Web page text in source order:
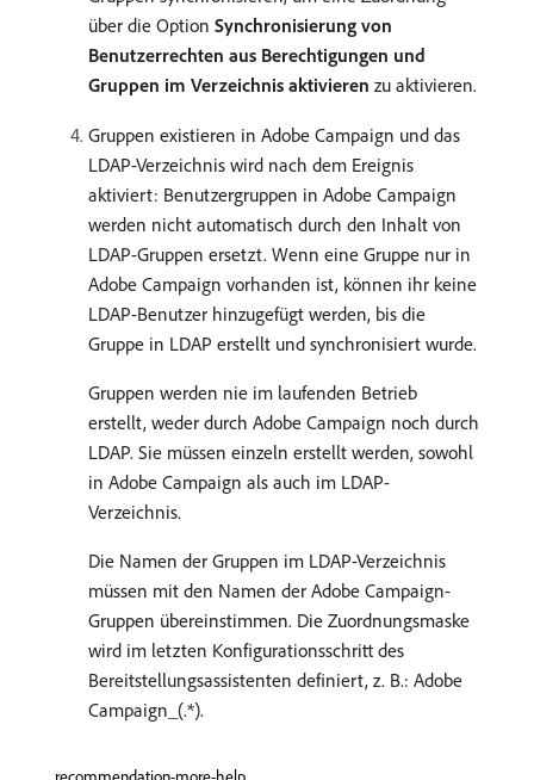
über die Option Synchronisierung von
Benutzerrechten aus Berechtigungen und
Gruppen im Verzeichnis aktivieren zu aktivieren.
Gruppen existieren in Adobe Campaign und das
LDAP-Verzeichnis wird nach dem Ereignis
aktiviert: Benutzergruppen in Adobe Campaign
werden nicht automatisch durch den Inhalt von
LDAP-Gruppen ersetzt. Wenn eine Gruppe nur in
Adobe Campaign vorhanden ist, können ihr keine
LDAP-Benutzer hinzugefügt werden, bis die
Gruppe in LDAP erstellt und synchronisiert wurde.
Gruppen werden nie im laufenden Betrieb
erstellt, weder durch Adobe Campaign noch durch
LDAP. Sie müssen einzeln erstellt werden, sowohl
in Adobe Campaign als auch im LDAP-
Verzeichnis.
Die Namen der Gruppen im LDAP-Verzeichnis
müssen mit den Namen der Adobe Campaign-
Gruppen übereinstimmen. Die Zuordnungsmaske
wird im letzten Konfigurationsschritt des
Bereitstellungsassistenten definiert, z. B.: Adobe
Campaign_(.*).